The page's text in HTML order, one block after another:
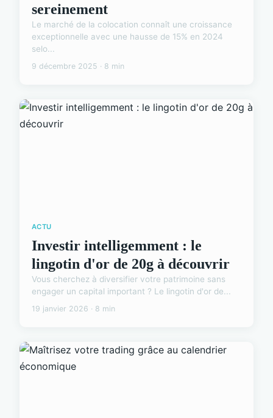
sereinement
Le marché de la colocation connaît une croissance
exceptionnelle avec une hausse de 15% en 2024
selo...
9 décembre 2025 · 8 min
ACTU
Investir intelligemment : le
lingotin d'or de 20g à découvrir
Vous cherchez à diversifier votre patrimoine sans
engager un capital important ? Le lingotin d'or de...
19 janvier 2026 · 8 min